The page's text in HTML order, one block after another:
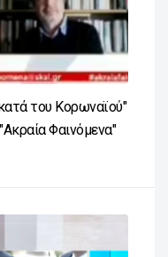
του Κορωναϊού"
Φαινόμενα"